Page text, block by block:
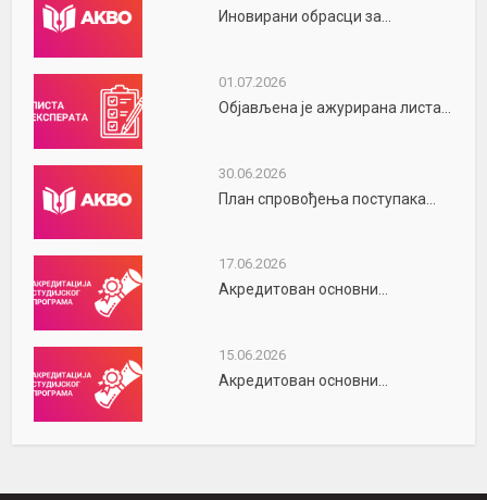
Иновирани обрасци за...
01.07.2026
Објављена је ажурирана листа...
30.06.2026
План спровођења поступака...
17.06.2026
Акредитован основни...
15.06.2026
Акредитован основни...